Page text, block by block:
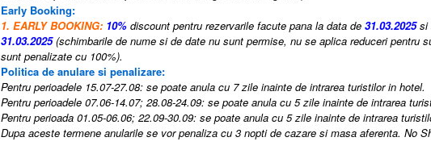
Early Booking:
1. EARLY BOOKING: 10% discount pentru rezervarile facute pana la data de 31.03.2025si
31.03.2025(schimbarile de nume si de date nu sunt permise, nu se aplica reduceri pentru
sunt penalizate cu 100%).
Politica de anulare si penalizare:
Pentru perioadele 15.07-27.08: se poate anula cu 7 zile inainte de intrarea turistilor in hotel.
Pentru perioadele 07.06-14.07; 28.08-24.09: se poate anula cu 5 zile inainte de intrarea
Pentru perioada 01.05-06.06; 22.09-30.09: se poate anula cu 5 zile inainte de intrarea
Dupa aceste termene anularile se vor penaliza cu 3 nopti de cazare si masa aferenta. No